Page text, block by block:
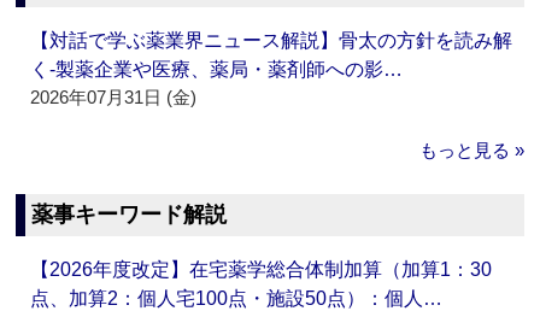
【対話で学ぶ薬業界ニュース解説】骨太の方針を読み解
く‐製薬企業や医療、薬局・薬剤師への影…
2026年07月31日 (金)
もっと見る »
薬事キーワード解説
【2026年度改定】在宅薬学総合体制加算（加算1：30
点、加算2：個人宅100点・施設50点）：個人…